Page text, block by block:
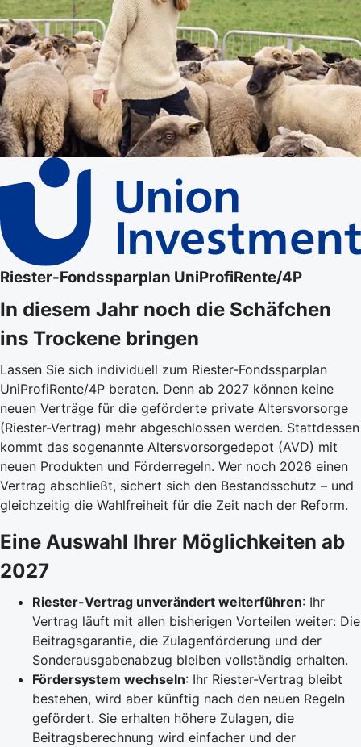
Riester-Fondssparplan UniProfiRente/4P
In diesem Jahr noch die Schäfchen
ins Trockene bringen
Lassen Sie sich individuell zum Riester-Fondssparplan
UniProfiRente/4P beraten. Denn ab 2027 können keine
neuen Verträge für die geförderte private Altersvorsorge
(Riester-Vertrag) mehr abgeschlossen werden. Stattdessen
kommt das sogenannte Altersvorsorgedepot (AVD) mit
neuen Produkten und Förderregeln. Wer noch 2026 einen
Vertrag abschließt, sichert sich den Bestandsschutz – und
gleichzeitig die Wahlfreiheit für die Zeit nach der Reform.
Eine Auswahl Ihrer Möglichkeiten ab
2027
Riester-Vertrag unverändert weiterführen: Ihr
Vertrag läuft mit allen bisherigen Vorteilen weiter: Die
Beitragsgarantie, die Zulagenförderung und der
Sonderausgabenabzug bleiben vollständig erhalten.
Fördersystem wechseln: Ihr Riester-Vertrag bleibt
bestehen, wird aber künftig nach den neuen Regeln
gefördert. Sie erhalten höhere Zulagen, die
Beitragsberechnung wird einfacher und der